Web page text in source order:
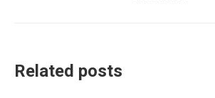
Related posts